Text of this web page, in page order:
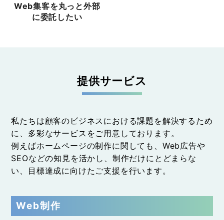
Web集客を丸っと外部
に委託したい
提供サービス
私たちは顧客のビジネスにおける課題を解決するため
に、多彩なサービスをご用意しております。
例えばホームページの制作に関しても、Web広告や
SEOなどの知見を活かし、制作だけにとどまらな
い、目標達成に向けたご支援を行います。
Web制作